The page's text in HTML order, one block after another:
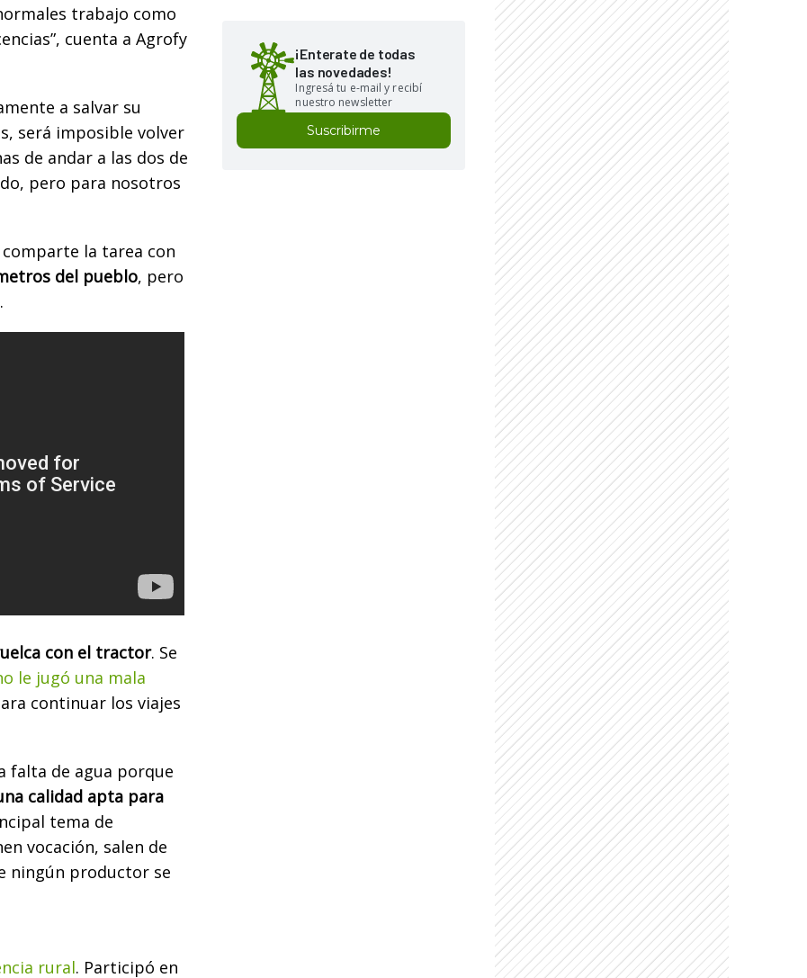
trabajo como
cuenta a Agrofy
a salvar su
será imposible volver
de andar a las dos de
pero para nosotros
comparte la tarea con
del pueblo, pero
con el tractor. Se
le jugó una mala
continuar los viajes
falta de agua porque
calidad apta para
tema de
vocación, salen de
ningún productor se
rural. Participó en
¡Enterate de todas
las novedades!
Ingresá tu e-mail y recibí
nuestro newsletter
Suscribirme